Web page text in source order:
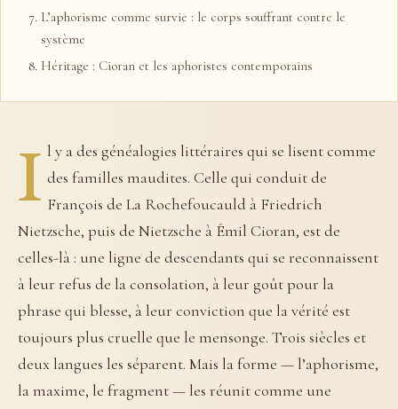
L’aphorisme comme survie : le corps souffrant contre le
système
Héritage : Cioran et les aphoristes contemporains
I l y a des généalogies littéraires qui se lisent comme
des familles maudites. Celle qui conduit de
François de La Rochefoucauld à Friedrich
Nietzsche, puis de Nietzsche à Émil Cioran, est de
celles-là : une ligne de descendants qui se reconnaissent
à leur refus de la consolation, à leur goût pour la
phrase qui blesse, à leur conviction que la vérité est
toujours plus cruelle que le mensonge. Trois siècles et
deux langues les séparent. Mais la forme — l’aphorisme,
la maxime, le fragment — les réunit comme une